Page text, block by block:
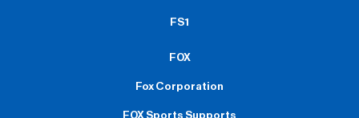
FS1
FOX
Fox Corporation